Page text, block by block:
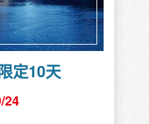
定10天
24